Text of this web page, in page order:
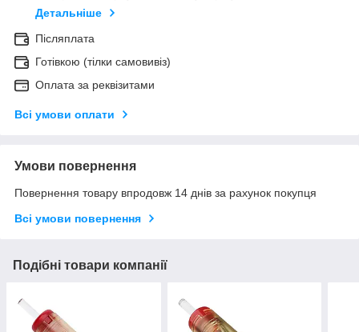
Детальніше
Післяплата
Готівкою (тілки самовивіз)
Оплата за реквізитами
Всі умови оплати
Умови повернення
Повернення товару впродовж 14 днів за рахунок покупця
Всі умови повернення
Подібні товари компанії